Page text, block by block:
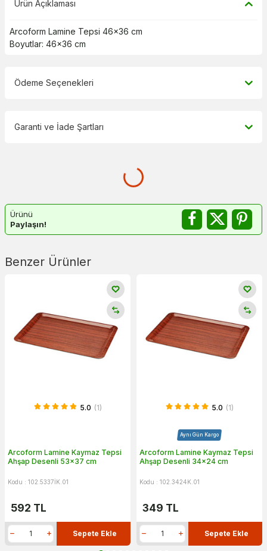
Ürün Açıklaması
Arcoform Lamine Tepsi 46x36 cm
Boyutlar: 46x36 cm
Ödeme Seçenekleri
Garanti ve İade Şartları
Ürünü
Paylaşın!
Benzer Ürünler
5.0 (1)
Arcoform Lamine Kaymaz Tepsi
Ahşap Desenli 53x37 cm
Kodu : 102.5337İK.01
592 TL
Sepete Ekle
5.0 (1)
Aynı Gün Kargo
Arcoform Lamine Kaymaz Tepsi
Ahşap Desenli 34x24 cm
Kodu : 102.3424K.01
349 TL
Sepete Ekle